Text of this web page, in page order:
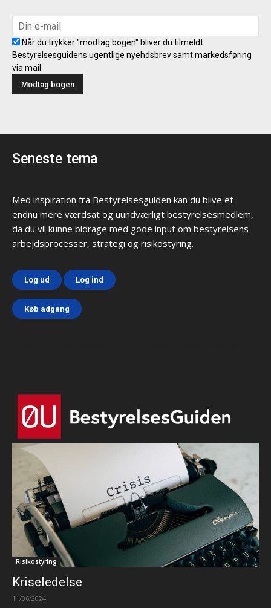
Når du trykker "modtag bogen" bliver du tilmeldt
Bestyrelsesguidens ugentlige nyehdsbrev samt markedsføring
via mail
Seneste tema
Med inspiration fra Bestyrelsesguiden kan du blive et
endnu mere værdsat og uundværligt bestyrelsesmedlem,
da du vil kunne bidrage med gode input om bestyrelsens
arbejdsprocesser, strategi og risikostyring.
Log ud Log ind
Køb adgang
Risikostyring
Kriseledelse
11/06/2024